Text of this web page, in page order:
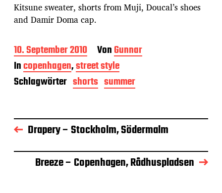
Kitsune sweater, shorts from Muji, Doucal’s shoes
and Damir Doma cap.
B
e
i
t
r
s
d
t
10. September 2010 VonGunnar
Incopenhagen,street style
Schlagwörter shorts summer
Drapery – Stockholm, Södermalm
Breeze – Copenhagen, Rådhuspladsen